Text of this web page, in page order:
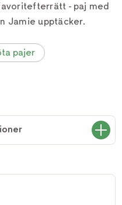
- paj med
Jamie upptäcker.
pajer